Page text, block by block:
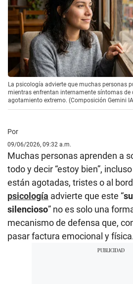
La psicología advierte que muchas personas
mientras enfrentan internamente síntomas de
agotamiento extremo. (Composición Gemini
Por
09/06/2026, 09:32 a.m.
Muchas personas aprenden a
todo y decir “estoy bien”,
están agotadas, tristes o al
psicología advierte que este “
silencioso” no es solo una
mecanismo de defensa que,
pasar factura emocional y